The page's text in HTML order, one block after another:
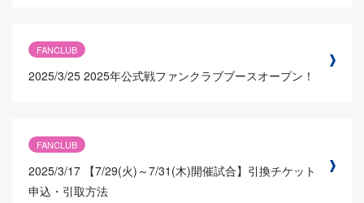
FANCLUB
2025/3/25 2025年公式戦ファンクラブブースオープン！
FANCLUB
2025/3/17 【7/29(火)～7/31(木)開催試合】引換チケット
申込・引取方法